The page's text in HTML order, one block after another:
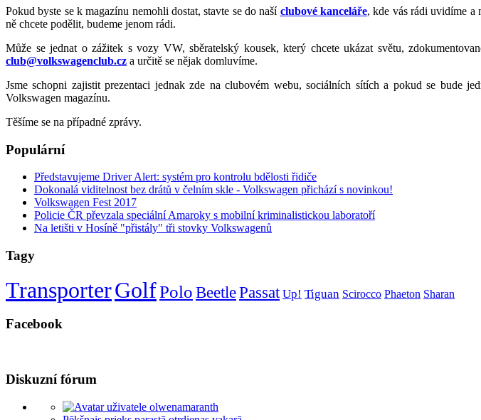
Pokud byste se k magazínu nemohli dostat, stavte se do naší clubové kanceláře, kde vás rádi uvidíme a
ně chcete podělit, budeme jenom rádi.
Může se jednat o zážitek s vozy VW, sběratelský kousek, který chcete ukázat světu,
club@volkswagenclub.cz a určitě se nějak domluvíme.
Jsme schopni zajistit prezentaci jednak zde na clubovém webu, sociálních sítích a pokud se bude
Volkswagen magazínu.
Těšíme se na případné zprávy.
Populární
Představujeme Driver Alert: systém pro kontrolu bdělosti řidiče
Dokonalá viditelnost bez drátů v čelním skle - Volkswagen přichází s novinkou!
Volkswagen Fest 2017
Policie ČR převzala speciální Amaroky s mobilní kriminalistickou laboratoří
Na letišti v Hosíně "přistály" tři stovky Volkswagenů
Tagy
TransporterGolfPoloBeetlePassat Up! Tiguan Scirocco Phaeton Sharan
Facebook
Diskuzní fórum